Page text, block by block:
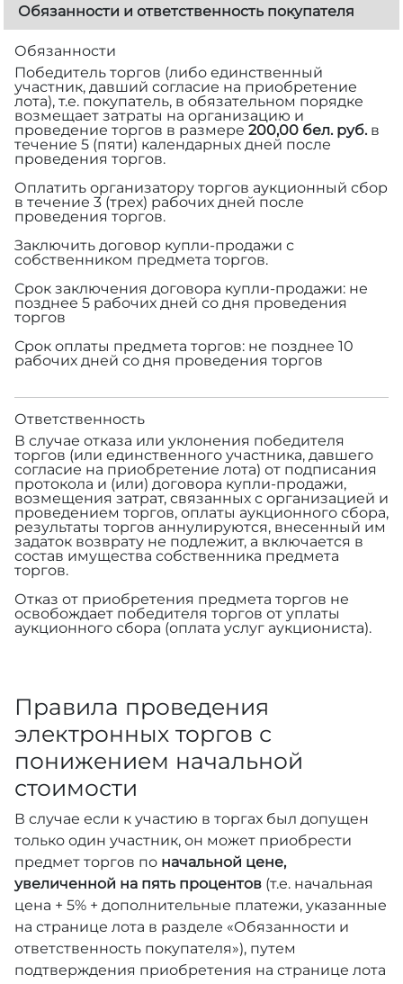
Обязанности и ответственность покупателя
Обязанности
Победитель торгов (либо единственный
участник, давший согласие на приобретение
лота), т.е. покупатель, в обязательном порядке
возмещает затраты на организацию и
проведение торгов в размере 200,00 бел. руб.в
течение 5 (пяти) календарных дней после
проведения торгов.
Оплатить организатору торгов аукционный сбор
в течение 3 (трех) рабочих дней после
проведения торгов.
Заключить договор купли-продажи с
собственником предмета торгов.
Срок заключения договора купли-продажи: не
позднее 5 рабочих дней со дня проведения
торгов
Срок оплаты предмета торгов: не позднее 10
рабочих дней со дня проведения торгов
Ответственность
В случае отказа или уклонения победителя
торгов (или единственного участника, давшего
согласие на приобретение лота) от подписания
протокола и (или) договора купли-продажи,
возмещения затрат, связанных с организацией и
проведением торгов, оплаты аукционного сбора,
результаты торгов аннулируются, внесенный им
задаток возврату не подлежит, а включается в
состав имущества собственника предмета
торгов.
Отказ от приобретения предмета торгов не
освобождает победителя торгов от уплаты
аукционного сбора (оплата услуг аукциониста).
Правила проведения
электронных торгов с
понижением начальной
стоимости
В случае если к участию в торгах был допущен
только один участник, он может приобрести
предмет торгов по начальной цене,
увеличенной на пять процентов (т.е. начальная
цена + 5% + дополнительные платежи, указанные
на странице лота в разделе «Обязанности и
ответственность покупателя»), путем
подтверждения приобретения на странице лота